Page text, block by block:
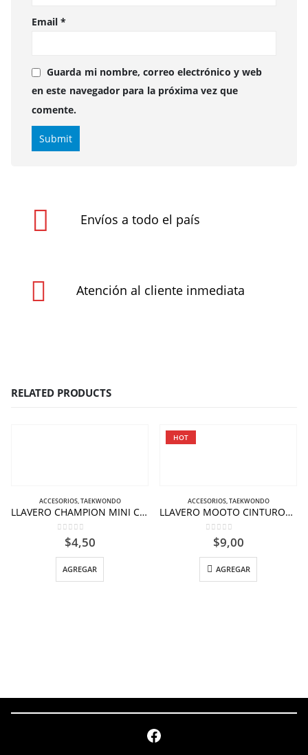
Email*
Guarda mi nombre, correo electrónico y web
en este navegador para la próxima vez que
comente.
Envíos a todo el país
Atención al cliente inmediata
RELATED PRODUCTS
ACCESORIOS,TAEKWONDO
LLAVERO CHAMPION MINI CABEZAL
out of 5
$4,50
AGREGAR
HOT
ACCESORIOS,TAEKWONDO
LLAVERO MOOTO CINTURON NEGRO KUKKIWON
out of 5
$9,00
AGREGAR
Facebook